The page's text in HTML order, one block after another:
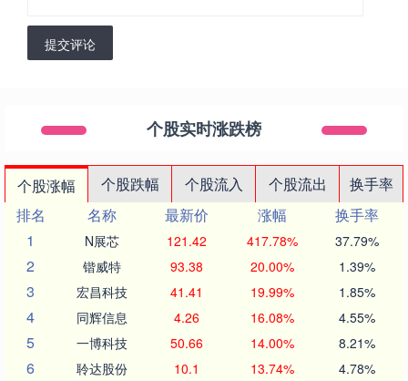
提交评论
个股实时涨跌榜
个股涨幅 个股跌幅 个股流入 个股流出
换手率
排名
名称 最新价 涨幅
换手率
1
N展芯 121.42 417.78% 37.79%
2 锴威特 93.38 20.00% 1.39%
3 宏昌科技 41.41 19.99% 1.85%
4 同辉信息 4.26 16.08% 4.55%
5 一博科技 50.66 14.00% 8.21%
6 聆达股份 10.1 13.74% 4.78%